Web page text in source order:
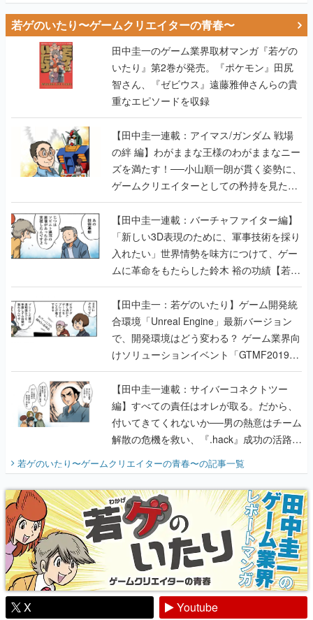
若ゲのいたり〜ゲームクリエイターの青春〜
田中圭一のゲーム業界取材マンガ『若ゲの
いたり』第2巻が発売。『ポケモン』田尻
智さん、『ゼビウス』遠藤雅伸さんらの貴
重なエピソードを収録
【田中圭一連載：アイマス/ガンダム 戦場
の絆 編】わがままな王様のわがままなニー
ズを満たす！──小山順一朗が貫く姿勢に、
ゲームクリエイターとしての矜持を見た
【若ゲのいたり最終回】
【田中圭一連載：バーチャファイター編】
「新しい3D表現のために、軍事技術を採り
入れたい」世界情勢を味方につけて、ゲー
ムに革命をもたらした鈴木 裕の功績【若ゲ
のいたり】
【田中圭一：若ゲのいたり】ゲーム開発統
合環境「Unreal Engine」最新バージョン
で、開発環境はどう変わる？ ゲーム業界向
けソリューションイベント「GTMF2019」
に行って、より理解を深めよう【PR】
【田中圭一連載：サイバーコネクトツー
編】すべての責任はオレが取る。だから、
付いてきてくれないか──男の熱意はチーム
解散の危機を救い、『.hack』成功の活路を
『少年ジャンプ』色だった【若ゲのいた
り】
若ゲのいたり〜ゲームクリエイターの青春〜の記事一覧
X
Youtube